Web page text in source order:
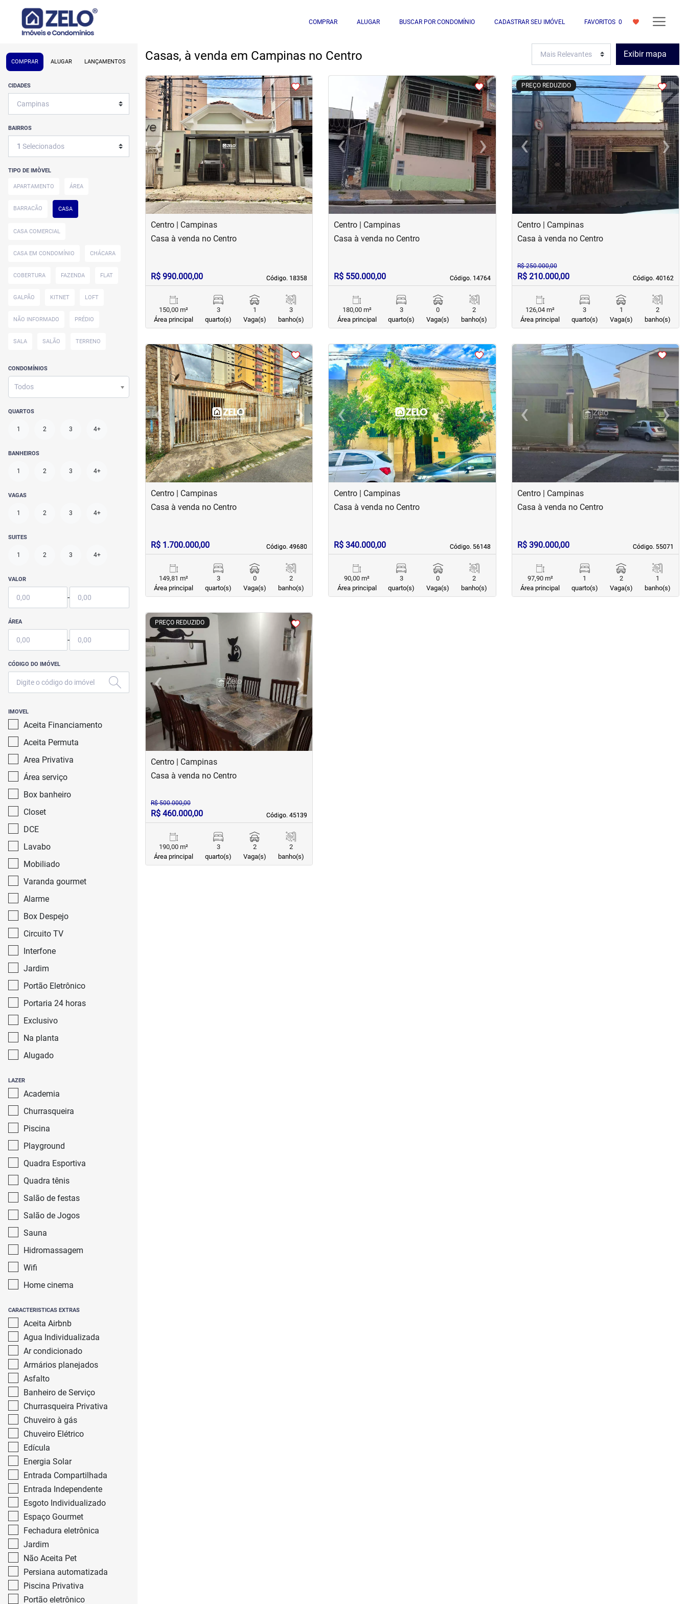
COMPRAR ALUGAR BUSCAR POR CONDOMÍNIO CADASTRAR SEU IMÓVEL FAVORITOS 0
COMPRAR ALUGAR LANÇAMENTOS
CIDADES
BAIRROS
1 Selecionados
TIPO DE IMÒVEL
APARTAMENTO ÁREA
BARRACÃO CASA
CASA COMERCIAL
CASA EM CONDOMÍNIO CHÁCARA
COBERTURA FAZENDA FLAT
GALPÃO KITNET LOFT
NÃO INFORMADO PRÉDIO
SALA SALÃO TERRENO
CONDOMÍNIOS
Todos
QUARTOS
1 2 3 4+
BANHEIROS
1 2 3 4+
VAGAS
1 2 3 4+
SUITES
1 2 3 4+
VALOR
-
ÁREA
-
CÓDIGO DO IMÓVEL
IMOVEL
Aceita Financiamento
Aceita Permuta
Area Privativa
Área serviço
Box banheiro
Closet
DCE
Lavabo
Mobiliado
Varanda gourmet
Alarme
Box Despejo
Circuito TV
Interfone
Jardim
Portão Eletrônico
Portaria 24 horas
Exclusivo
Na planta
Alugado
LAZER
Academia
Churrasqueira
Piscina
Playground
Quadra Esportiva
Quadra tênis
Salão de festas
Salão de Jogos
Sauna
Hidromassagem
Wifi
Home cinema
CARACTERISTICAS EXTRAS
Aceita Airbnb
Agua Individualizada
Ar condicionado
Armários planejados
Asfalto
Banheiro de Serviço
Churrasqueira Privativa
Chuveiro à gás
Chuveiro Elétrico
Edícula
Energia Solar
Entrada Compartilhada
Entrada Independente
Esgoto Individualizado
Espaço Gourmet
Fechadura eletrônica
Jardim
Não Aceita Pet
Persiana automatizada
Piscina Privativa
Portão eletrônico
Casas, à venda em Campinas no Centro Exibir mapa
<<<<
‹Previous ›Next
Centro | Campinas
Código. 18358
Código. 18358
Casa à venda no Centro
R$ 990.000,00
150,00 m²
Área principal
3
quarto(s)
1
Vaga(s)
3
banho(s)
‹Previous ›Next
Centro | Campinas
Código. 14764
Código. 14764
Casa à venda no Centro
R$ 550.000,00
180,00 m²
Área principal
3
quarto(s)
0
Vaga(s)
2
banho(s)
PREÇO REDUZIDO
<<<<
‹Previous ›Next
Centro | Campinas
Código. 40162
Código. 40162
Casa à venda no Centro
R$ 250.000,00
R$ 210.000,00
126,04 m²
Área principal
3
quarto(s)
1
Vaga(s)
2
banho(s)
<<<<
‹Previous ›Next
Centro | Campinas
Código. 49680
Código. 49680
Casa à venda no Centro
R$ 1.700.000,00
149,81 m²
Área principal
3
quarto(s)
0
Vaga(s)
2
banho(s)
<<<<
‹Previous ›Next
Centro | Campinas
Código. 56148
Código. 56148
Casa à venda no Centro
R$ 340.000,00
90,00 m²
Área principal
3
quarto(s)
0
Vaga(s)
2
banho(s)
< <<<
‹Previous ›Next
Centro | Campinas
Código. 55071
Código. 55071
Casa à venda no Centro
R$ 390.000,00
97,90 m²
Área principal
1
quarto(s)
2
Vaga(s)
1
banho(s)
PREÇO REDUZIDO
< <<<
‹Previous ›Next
Centro | Campinas
Código. 45139
Código. 45139
Casa à venda no Centro
R$ 500.000,00
R$ 460.000,00
190,00 m²
Área principal
3
quarto(s)
2
Vaga(s)
2
banho(s)